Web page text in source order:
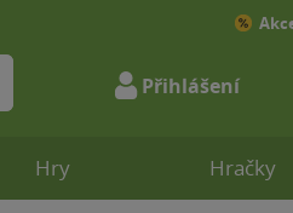
Hry Hračky
Přihlášení